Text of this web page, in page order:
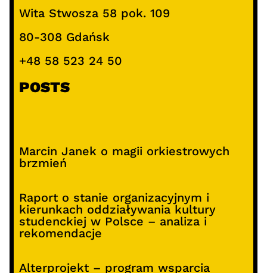
Wita Stwosza 58 pok. 109
80-308 Gdańsk
+48 58 523 24 50
POSTS
Marcin Janek o magii orkiestrowych
brzmień
Raport o stanie organizacyjnym i
kierunkach oddziaływania kultury
studenckiej w Polsce – analiza i
rekomendacje
Alterprojekt – program wsparcia